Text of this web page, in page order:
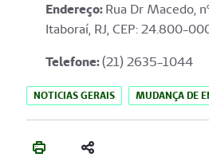
Endereço:Rua Dr Macedo,
Itaboraí, RJ, CEP: 24.800-
Telefone:(21) 2635-1044
NOTICIAS GERAIS MUDANÇA DE